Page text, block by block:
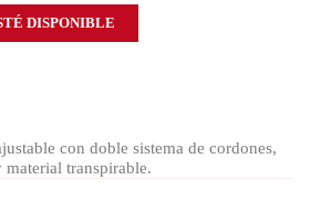
DISPONIBLE
con doble sistema de cordones,
transpirable.